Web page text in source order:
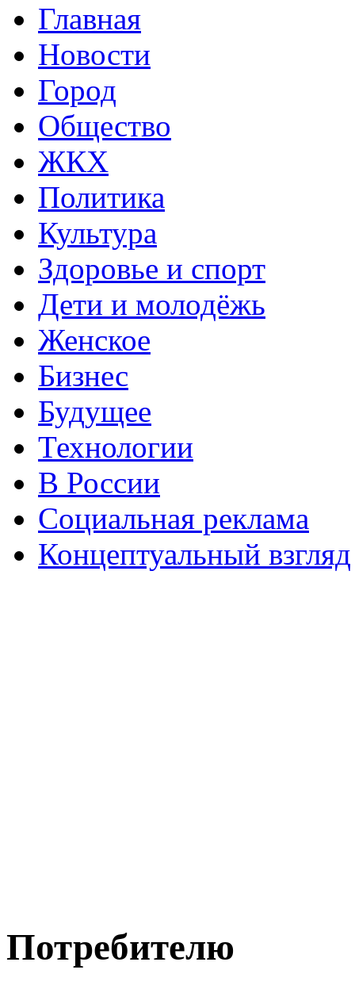
Главная
Новости
Город
Общество
ЖКХ
Политика
Культура
Здоровье и спорт
Дети и молодёжь
Женское
Бизнес
Будущее
Технологии
В России
Социальная реклама
Концептуальный взгляд
Потребителю